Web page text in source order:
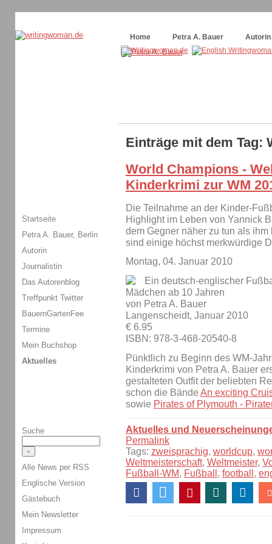
Home
Petra A. Bauer Autorin
Einträge mit dem Tag:
World Champions -
Kinderkrimi zur WM
Die Teilnahme an der Kinder-
Highlight im Leben von Yannick
dem Gegner näher zu tun als
sind einige höchst merkwürdige
Montag, 04. Januar 2010
Ein deutsch-englischer
Mädchen ab 10 Jahren
von Petra A. Bauer
Langenscheidt, Januar 2010
€ 6.95
ISBN: 978-3-468-20540-8
Pünktlich zu Beginn des WM-
Kinderkrimi von Petra A. Bauer
gestalteten Outfit der beliebten
schon die Bände An exciting
sowie Pirates of Plymouth -
Aktuelles und
Permalink
Tags: zweisprachig, worldcup,
Weltmeisterschaft, Weltmeister,
Fußball-WM, Fußball , football ,
Startseite
Petra A. Bauer, Berlin
Autorin
Journalistin
Das Autorenblog
Treffpunkt Twitter
BauernGartenFee
Termine
Mein Buchshop
Aktuelles
Suche
Alle News per RSS
Englische Version
Gästebuch
Mein Newsletter
Impressum